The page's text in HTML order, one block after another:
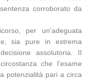
corroborato da
per un’adeguata
sia pure in estrema
assolutoria. II
che l’esame
potenzialità pari a circa